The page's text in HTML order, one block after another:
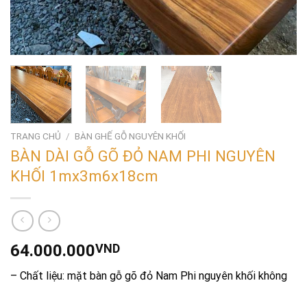
TRANG CHỦ / BÀN GHẾ GỖ NGUYÊN KHỐI
BÀN DÀI GỖ GÕ ĐỎ NAM PHI NGUYÊN
KHỐI 1mx3m6x18cm
64.000.000VND
– Chất liệu: mặt bàn gỗ gõ đỏ Nam Phi nguyên khối không